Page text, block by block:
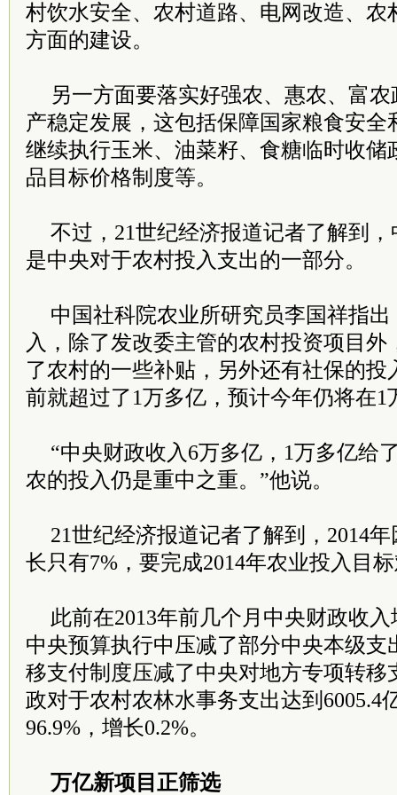
村饮水安全、农村道路、电网改造、农
方面的建设。
另一方面要落实好强农、惠农、富
产稳定发展，这包括保障国家粮食安全
继续执行玉米、油菜籽、食糖临时收储
品目标价格制度等。
不过，21世纪经济报道记者了解到
是中央对于农村投入支出的一部分。
中国社科院农业所研究员李国祥指
入，除了发改委主管的农村投资项目外
了农村的一些补贴，另外还有社保的投
前就超过了1万多亿，预计今年仍将在1
“中央财政收入6万多亿，1万多亿给
农的投入仍是重中之重。”他说。
21世纪经济报道记者了解到，2014
长只有7%，要完成2014年农业投入目
此前在2013年前几个月中央财政收
中央预算执行中压减了部分中央本级支
移支付制度压减了中央对地方专项转移
政对于农村农林水事务支出达到6005.4
96.9%，增长0.2%。
万亿新项目正筛选